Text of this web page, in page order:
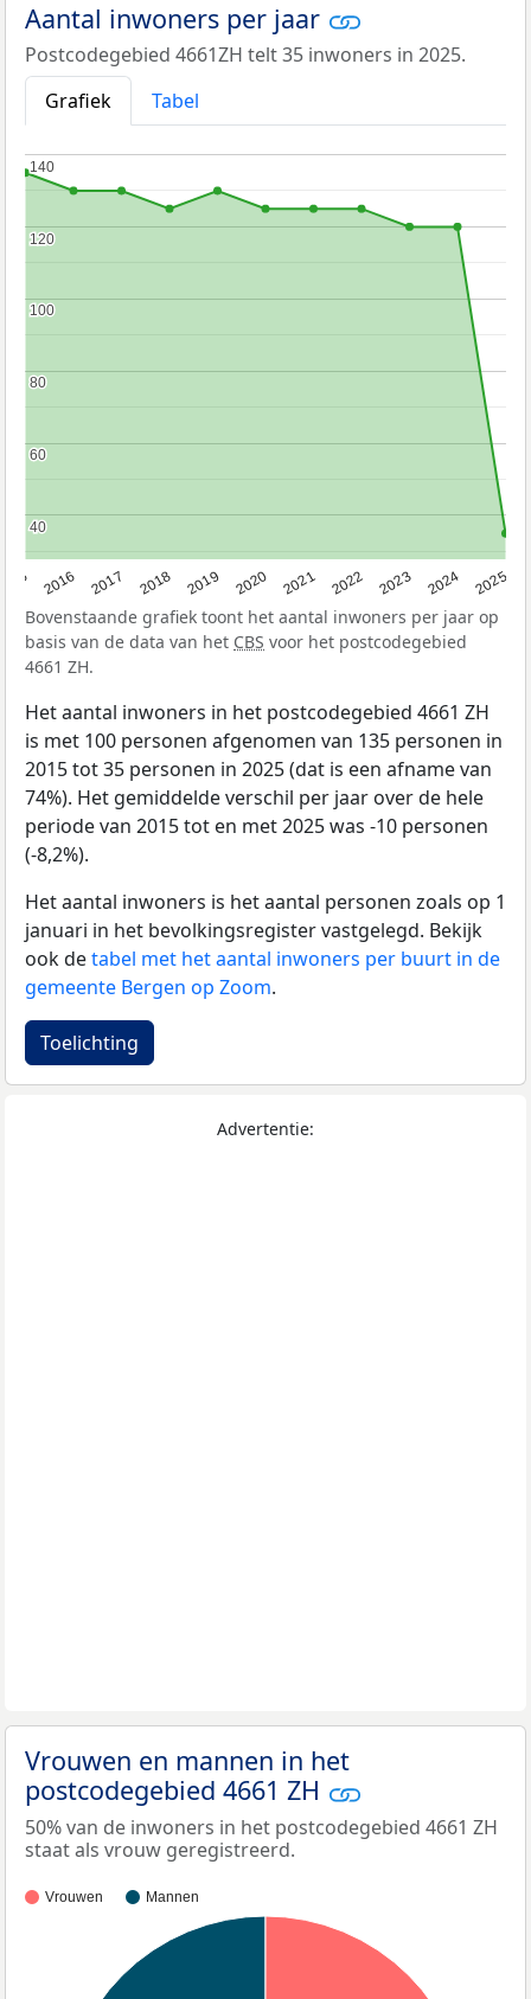
Aantal inwoners per jaar
Postcodegebied 4661ZH telt 35 inwoners in 2025.
Grafiek
Tabel
2016 2017 2018 2019 2020 2021 2022 2023 2024 2025
40
40
60
60
80
80
100
100
120
120
140
140
Bovenstaande grafiek toont het aantal inwoners per jaar op
basis van de data van het CBS voor het postcodegebied
4661 ZH.
Het aantal inwoners in het postcodegebied 4661 ZH
is met 100 personen afgenomen van 135 personen in
2015 tot 35 personen in 2025 (dat is een afname van
74%). Het gemiddelde verschil per jaar over de hele
periode van 2015 tot en met 2025 was -10 personen
(-8,2%).
Het aantal inwoners is het aantal personen zoals op 1
januari in het bevolkingsregister vastgelegd. Bekijk
ook detabel met het aantal inwoners per buurt in de
gemeente Bergen op Zoom.
Toelichting
Advertentie:
Vrouwen en mannen in het
postcodegebied 4661 ZH
50% van de inwoners in het postcodegebied 4661 ZH
staat als vrouw geregistreerd.
Vrouwen Mannen